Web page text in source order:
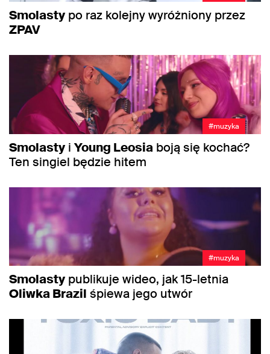
Smolasty po raz kolejny wyróżniony przez
ZPAV
#muzyka
Smolasty i Young Leosia boją się kochać?
Ten singiel będzie hitem
#muzyka
Smolasty publikuje wideo, jak 15-letnia
Oliwka Brazil śpiewa jego utwór